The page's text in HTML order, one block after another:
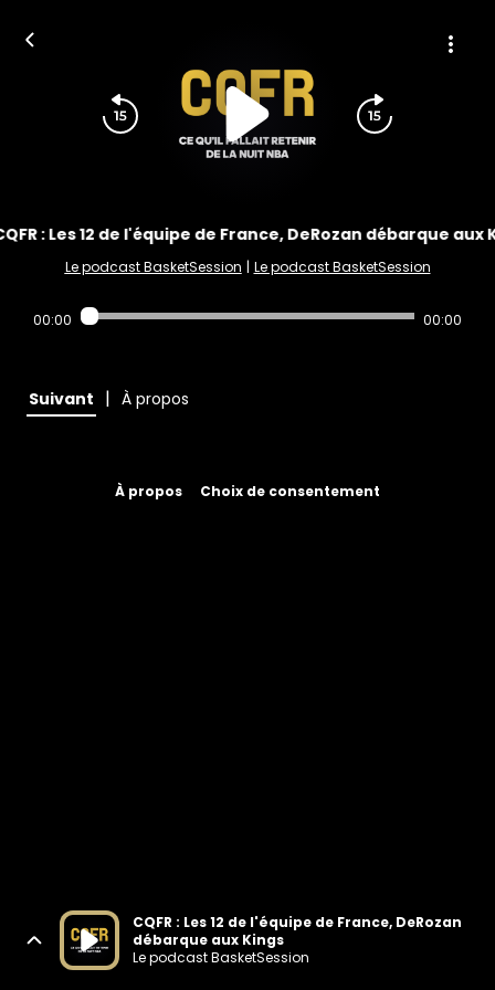
: Les 12 de l'équipe de France, DeRozan débarque aux
Le podcast BasketSession | Le podcast BasketSession
00:00 00:00
Suivant | À propos
À propos Choix de consentement
CQFR : Les 12 de l'équipe de France, DeRozan
débarque aux Kings
Le podcast BasketSession